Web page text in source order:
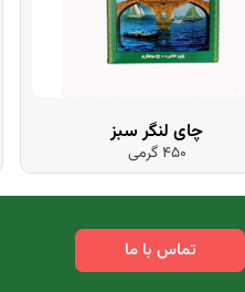
چای لنگر سبز
450 گرمی
تماس با ما